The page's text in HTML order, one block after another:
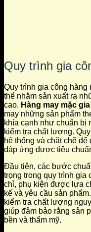
Quy trình gia
Quy trình gia công
thể nhằm sản xuất ra
cao. Hàng may mặc
may những sản phẩm
khía cạnh như chuẩn bị
kiểm tra chất lượng.
hệ thống và chặt chẽ
đáp ứng được tiêu
Đầu tiên, các bước
trọng trong quy trình gia
chỉ, phụ kiện được lựa
kế và yêu cầu sản
kiểm tra chất lượng
giúp đảm bảo rằng sản
bền và thẩm mỹ.